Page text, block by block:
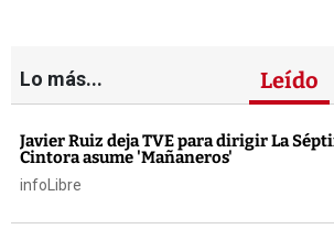
Lo más... Leído
Javier Ruiz deja TVE para dirigir La
Cintora asume 'Mañaneros'
infoLibre